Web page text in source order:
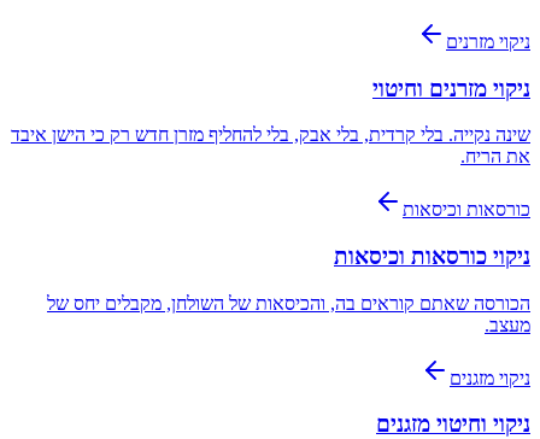
ניקוי מזרנים
ניקוי מזרנים וחיטוי
שינה נקייה. בלי קרדית, בלי אבק, בלי להחליף מזרן חדש רק כי הישן איבד
את הריח.
כורסאות וכיסאות
ניקוי כורסאות וכיסאות
הכורסה שאתם קוראים בה, והכיסאות של השולחן, מקבלים יחס של
מעצב.
ניקוי מזגנים
ניקוי וחיטוי מזגנים